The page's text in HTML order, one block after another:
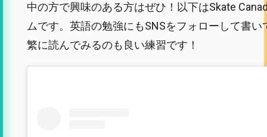
中の方で興味のある方はぜひ！以下はSkate
ムです。英語の勉強にもSNSをフォローして書い
繁に読んでみるのも良い練習です！